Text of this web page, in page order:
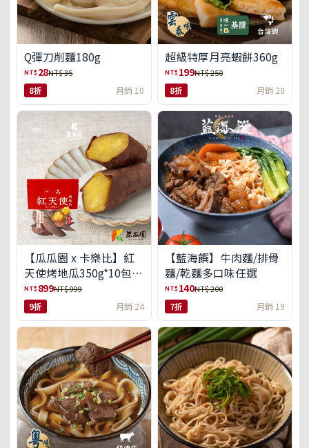
Q彈刀削麵180g
NT$ 28NT$ 35
8折 月銷 10
超級特厚月亮蝦餅360g
NT$ 199NT$ 250
8折 月銷 28
【瓜瓜園 x 卡樂比】紅
天使烤地瓜350g*10包
(免運組)
NT$ 899NT$ 999
9折 月銷 24
【藍海饌】牛肉麵/排骨
麵/乾麵多口味任選
NT$ 140NT$ 200
7折 月銷 19